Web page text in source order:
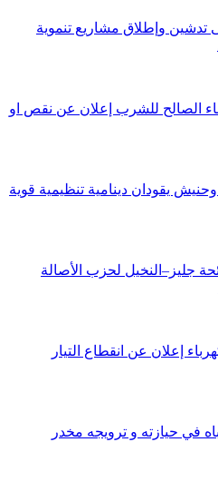
وإطلاق مشاريع تنموية
الصالح للشرب إعلان عن نقص او
يقودان دينامية تنظيمية قوية
جليز–النخيل لحزب الأصالة
إعلان عن انقطاع التيار
حيازته و ترويجه مخدر